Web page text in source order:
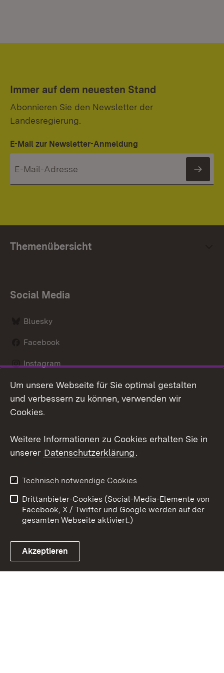
Immer auf dem neuesten Stand
Abonnieren Sie den Newsletter der
Landesregierung.
E-Mail zur Newsletter-Anmeldung
Themenübersicht
Social Media
Bluesky
Facebook
Instagram
LinkedIn
Link zum Landesportal
Datenschutz
Barrierefreiheit
Impressum
Cookies
Um unsere Webseite für Sie optimal gestalten
und verbessern zu können, verwenden wir
Cookies.
Weitere Informationen zu Cookies erhalten Sie in
unserer Datenschutzerklärung.
Technisch notwendige Cookies
Drittanbieter-Cookies (Social-Media-Elemente von
Facebook, X / Twitter und Google werden auf der
gesamten Webseite aktiviert.)
Akzeptieren